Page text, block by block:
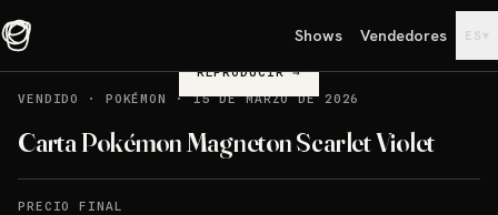
Shows Vendedores ES ▾
REPRODUCIR→
VENDIDO
· POKÉMON ·15 DE MARZO DE 2026
Carta Pokémon Magneton Scarlet Violet
PRECIO FINAL